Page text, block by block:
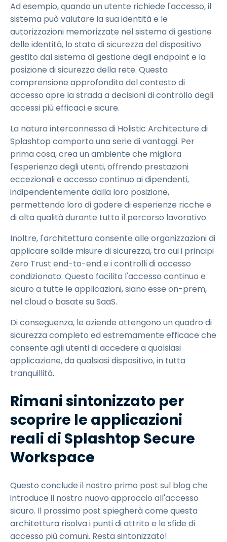
Ad esempio, quando un utente richiede l'accesso, il
sistema può valutare la sua identità e le
autorizzazioni memorizzate nel sistema di gestione
delle identità, lo stato di sicurezza del dispositivo
gestito dal sistema di gestione degli endpoint e la
posizione di sicurezza della rete. Questa
comprensione approfondita del contesto di
accesso apre la strada a decisioni di controllo degli
accessi più efficaci e sicure.
La natura interconnessa di Holistic Architecture di
Splashtop comporta una serie di vantaggi. Per
prima cosa, crea un ambiente che migliora
l'esperienza degli utenti, offrendo prestazioni
eccezionali e accesso continuo ai dipendenti,
indipendentemente dalla loro posizione,
permettendo loro di godere di esperienze ricche e
di alta qualità durante tutto il percorso lavorativo.
Inoltre, l'architettura consente alle organizzazioni di
applicare solide misure di sicurezza, tra cui i principi
Zero Trust end-to-end e i controlli di accesso
condizionato. Questo facilita l'accesso continuo e
sicuro a tutte le applicazioni, siano esse on-prem,
nel cloud o basate su SaaS.
Di conseguenza, le aziende ottengono un quadro di
sicurezza completo ed estremamente efficace che
consente agli utenti di accedere a qualsiasi
applicazione, da qualsiasi dispositivo, in tutta
tranquillità.
Rimani sintonizzato per
scoprire le applicazioni
reali di Splashtop Secure
Workspace
Questo conclude il nostro primo post sul blog che
introduce il nostro nuovo approccio all'accesso
sicuro. Il prossimo post spiegherà come questa
architettura risolva i punti di attrito e le sfide di
accesso più comuni. Resta sintonizzato!